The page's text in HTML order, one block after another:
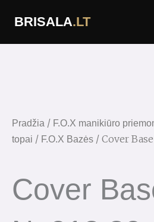
BRISALA.LT
Pradžia / F.O.X manikiūro
topai / F.O.X Bazės / Cover
Cover